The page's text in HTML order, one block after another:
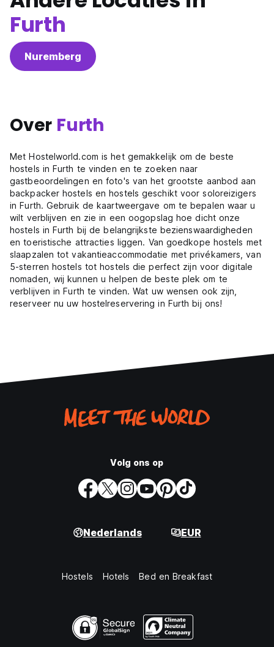
Furth
Nuremberg
Over Furth
Met Hostelworld.com is het gemakkelijk om de beste
hostels in Furth te vinden en te zoeken naar
gastbeoordelingen en foto's van het grootste aanbod aan
backpacker hostels en hostels geschikt voor soloreizigers
in Furth. Gebruik de kaartweergave om te bepalen waar u
wilt verblijven en zie in een oogopslag hoe dicht onze
hostels in Furth bij de belangrijkste bezienswaardigheden
en toeristische attracties liggen. Van goedkope hostels met
slaapzalen tot vakantieaccommodatie met privékamers, van
5-sterren hostels tot hostels die perfect zijn voor digitale
nomaden, wij kunnen u helpen de beste plek om te
verblijven in Furth te vinden. Wat uw wensen ook zijn,
reserveer nu uw hostelreservering in Furth bij ons!
Volg ons op
Nederlands EUR
Hostels Hotels Bed en Breakfast